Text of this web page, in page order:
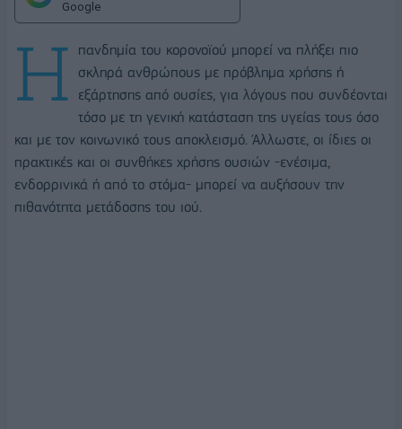
Google
Η
πανδημία του κορονοϊού μπορεί να πλήξει πιο
σκληρά ανθρώπους με πρόβλημα χρήσης ή
εξάρτησης από ουσίες, για λόγους που συνδέονται
τόσο με τη γενική κατάσταση της υγείας τους όσο
και με τον κοινωνικό τους αποκλεισμό. Άλλωστε, οι ίδιες οι
πρακτικές και οι συνθήκες χρήσης ουσιών -ενέσιμα,
ενδορρινικά ή από το στόμα- μπορεί να αυξήσουν την
πιθανότητα μετάδοσης του ιού.